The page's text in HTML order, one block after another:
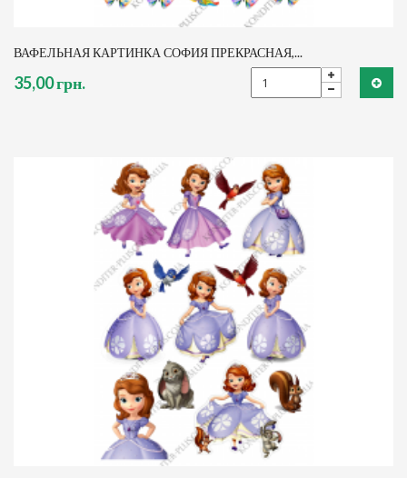
ВАФЕЛЬНАЯ КАРТИНКА СОФИЯ ПРЕКРАСНАЯ,...
35,00 грн.